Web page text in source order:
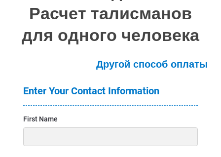
Расчет талисманов
для одного человека
Другой способ оплаты